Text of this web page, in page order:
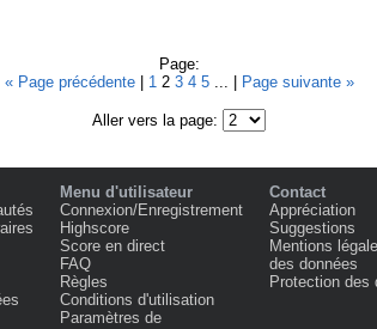
Page:
« Page précédente
1 2 3 4 5 ... | Page suivante »
Aller vers la page:
Menu d'utilisateur
Connexion/Enregistrement
Highscore
Score en direct
FAQ
Règles
Conditions d'utilisation
Paramètres de
Contact
Appréciation
Suggestions
Mentions
des données
Protection des